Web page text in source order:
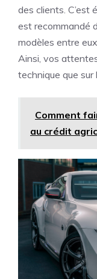
des clients. C’est
est recommandé
modèles entre
Ainsi, vos
technique que sur
Comment
au crédit